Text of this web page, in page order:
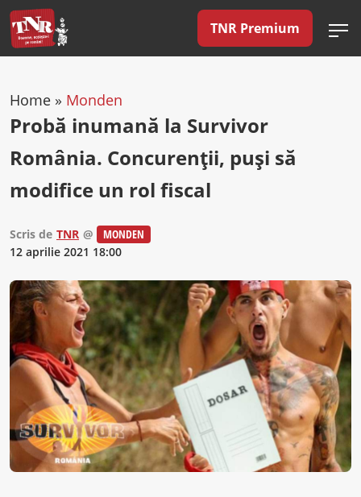
TNR Premium
Home » Monden
Probă inumană la Survivor
România. Concurenții, puși să
modifice un rol fiscal
Scris de TNR @
MONDEN
12 aprilie 2021 18:00